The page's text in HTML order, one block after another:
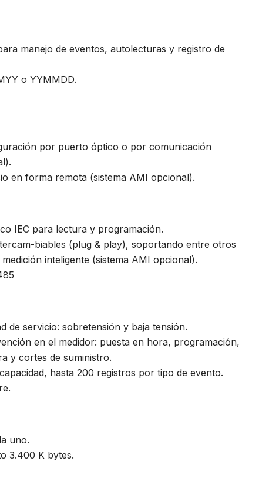
manejo de eventos, autolecturas y registro de
o YYMMDD.
por puerto óptico o por comunicación
en forma remota (sistema AMI opcional).
IEC para lectura y programación.
biables (plug & play), soportando entre otros
inteligente (sistema AMI opcional).
de servicio: sobretensión y baja tensión.
en el medidor: puesta en hora, programación,
y cortes de suministro.
hasta 200 registros por tipo de evento.
uno.
3.400 K bytes.